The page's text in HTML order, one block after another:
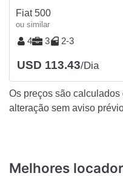
Fiat 500
ou similar
4 3 2-3
USD 113.43/Dia
Os preços são
alteração sem aviso
Melhores